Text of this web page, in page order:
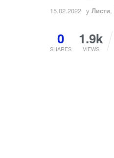
15.02.2022 у Листи,
0
SHARES
1.9k
VIEWS